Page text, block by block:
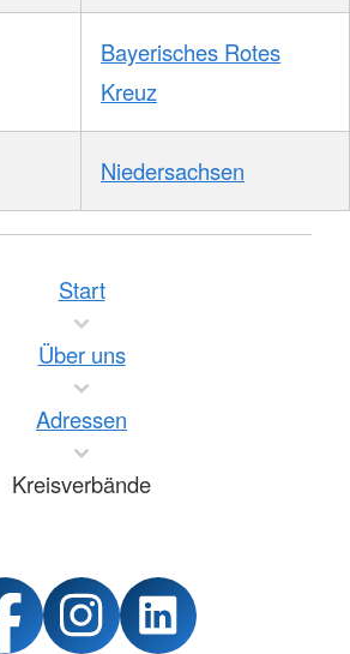
Bayerisches Rotes
Kreuz
Niedersachsen
Start
Über uns
Adressen
Kreisverbände